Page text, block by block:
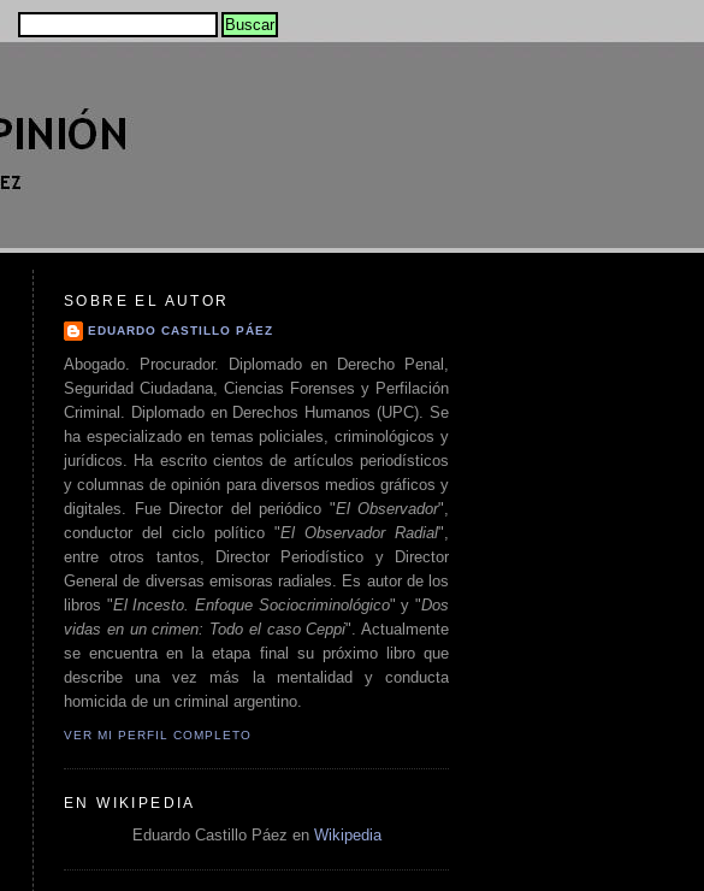
SOBRE EL AUTOR
EDUARDO CASTILLO PÁEZ
Abogado. Procurador. Diplomado en Derecho Penal,
Seguridad Ciudadana, Ciencias Forenses y Perfilación
Criminal. Diplomado en Derechos Humanos (UPC). Se
ha especializado en temas policiales, criminológicos y
jurídicos. Ha escrito cientos de artículos periodísticos
y columnas de opinión para diversos medios gráficos y
digitales. Fue Director del periódico "El Observador",
conductor del ciclo político "El Observador Radial",
entre otros tantos, Director Periodístico y Director
General de diversas emisoras radiales. Es autor de los
libros "El Incesto. Enfoque Sociocriminológico" y "Dos
vidas en un crimen: Todo el caso Ceppi". Actualmente
se encuentra en la etapa final su próximo libro que
describe una vez más la mentalidad y conducta
homicida de un criminal argentino.
VER MI PERFIL COMPLETO
EN WIKIPEDIA
Eduardo Castillo Páez en Wikipedia